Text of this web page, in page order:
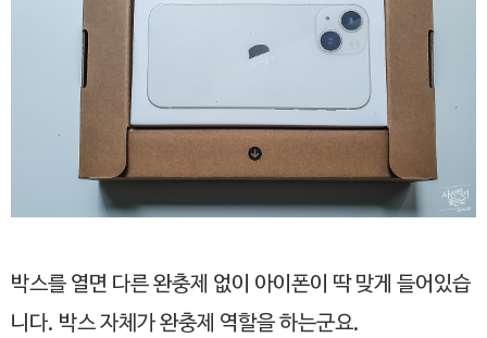
박스를 열면 다른 완충제 없이 아이폰이 딱 맞게 들어있습
니다. 박스 자체가 완충제 역할을 하는군요.